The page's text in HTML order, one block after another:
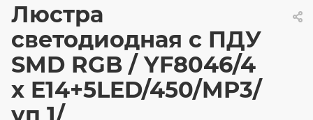
Люстра
светодиодная c ПДУ
SMD RGB / YF8046/4
x E14+5LED/450/MP3/